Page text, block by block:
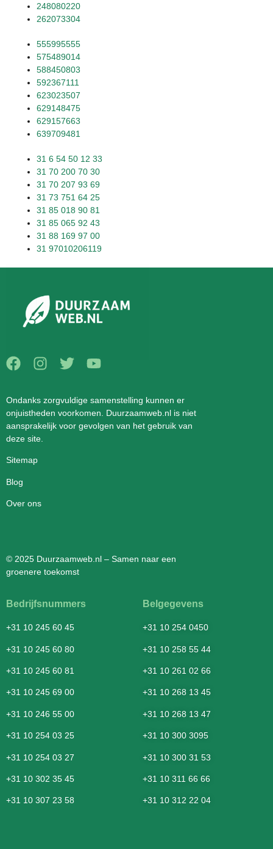
248080220
262073304
555995555
575489014
588450803
592367111
623023507
629148475
629157663
639709481
31 6 54 50 12 33
31 70 200 70 30
31 70 207 93 69
31 73 751 64 25
31 85 018 90 81
31 85 065 92 43
31 88 169 97 00
31 97010206119
Ondanks zorgvuldige samenstelling kunnen er
onjuistheden voorkomen. Duurzaamweb.nl is niet
aansprakelijk voor gevolgen van het gebruik van
deze site.
Sitemap
Blog
Over ons
© 2025 Duurzaamweb.nl – Samen naar een
groenere toekomst
Bedrijfsnummers
+31 10 245 60 45
+31 10 245 60 80
+31 10 245 60 81
+31 10 245 69 00
+31 10 246 55 00
+31 10 254 03 25
+31 10 254 03 27
+31 10 302 35 45
+31 10 307 23 58
Belgegevens
+31 10 254 0450
+31 10 258 55 44
+31 10 261 02 66
+31 10 268 13 45
+31 10 268 13 47
+31 10 300 3095
+31 10 300 31 53
+31 10 311 66 66
+31 10 312 22 04